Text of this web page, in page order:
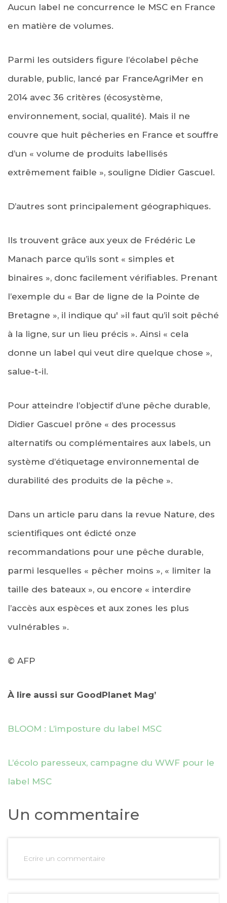
Aucun label ne concurrence le MSC en France
en matière de volumes.
Parmi les outsiders figure l’écolabel pêche
durable, public, lancé par FranceAgriMer en
2014 avec 36 critères (écosystème,
environnement, social, qualité). Mais il ne
couvre que huit pêcheries en France et souffre
d’un « volume de produits labellisés
extrêmement faible », souligne Didier Gascuel.
D’autres sont principalement géographiques.
Ils trouvent grâce aux yeux de Frédéric Le
Manach parce qu’ils sont « simples et
binaires », donc facilement vérifiables. Prenant
l’exemple du « Bar de ligne de la Pointe de
Bretagne », il indique qu' »il faut qu’il soit pêché
à la ligne, sur un lieu précis ». Ainsi « cela
donne un label qui veut dire quelque chose »,
salue-t-il.
Pour atteindre l’objectif d’une pêche durable,
Didier Gascuel prône « des processus
alternatifs ou complémentaires aux labels, un
système d’étiquetage environnemental de
durabilité des produits de la pêche ».
Dans un article paru dans la revue Nature, des
scientifiques ont édicté onze
recommandations pour une pêche durable,
parmi lesquelles « pêcher moins », « limiter la
taille des bateaux », ou encore « interdire
l’accès aux espèces et aux zones les plus
vulnérables ».
© AFP
À lire aussi sur GoodPlanet Mag’
BLOOM : L’imposture du label MSC
L’écolo paresseux, campagne du WWF pour le
label MSC
Un commentaire
Ecrire un commentaire